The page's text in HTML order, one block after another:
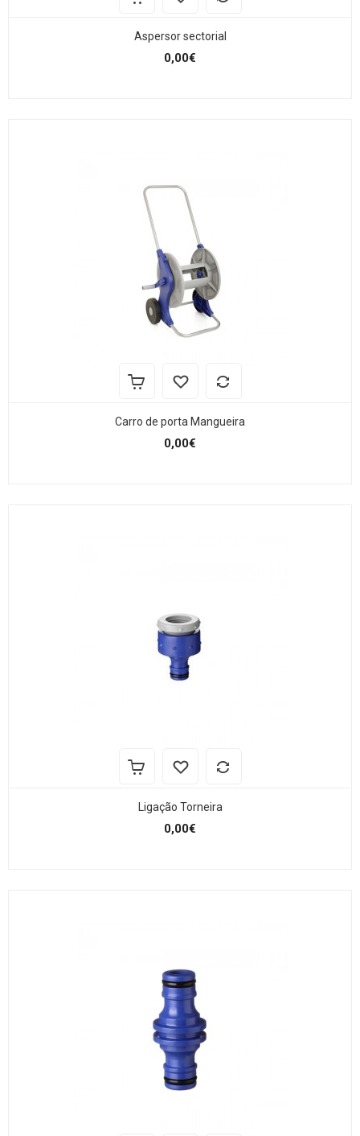
Aspersor sectorial
0,00€
Carro de porta Mangueira
0,00€
Ligação Torneira
0,00€